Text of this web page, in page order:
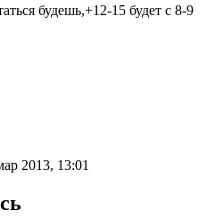
будешь,+12-15 будет с 8-9
2013, 13:01